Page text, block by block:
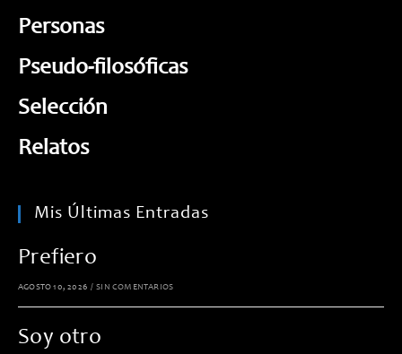
Personas
Pseudo-filosóficas
Selección
Relatos
Mis Últimas Entradas
Prefiero
AGOSTO 10, 2026 / SIN COMENTARIOS
Soy otro